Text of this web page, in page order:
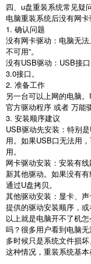
四、u盘重装系统常见疑
电脑重装系统后没有网
1. 确认问题
没有网卡驱动：电脑无法
不可用”。
没有USB驱动： USB接
3.0接口。
2. 准备工作
另一台可以上网的电脑。
官方驱动程序 或者 万能
3. 安装顺序建议
USB驱动先安装：特别是
用。如果USB口无法用
用。
网卡驱动安装：安装有
新其他驱动。如果没有
通过U盘拷贝。
其他驱动安装：显卡、
提供的驱动安装顺序，或
以上就是电脑开不了机
吗？很多用户看到电脑
多时候只是系统文件损
这种情况，重装系统基本